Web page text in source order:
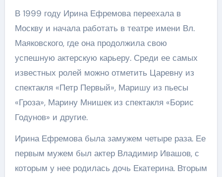
В 1999 году Ирина Ефремова переехала в
Москву и начала работать в театре имени Вл.
Маяковского, где она продолжила свою
успешную актерскую карьеру. Среди ее самых
известных ролей можно отметить Царевну из
спектакля «Петр Первый», Маришу из пьесы
«Гроза», Марину Мнишек из спектакля «Борис
Годунов» и другие.
Ирина Ефремова была замужем четыре раза. Ее
первым мужем был актер Владимир Ивашов, с
которым у нее родилась дочь Екатерина. Вторым